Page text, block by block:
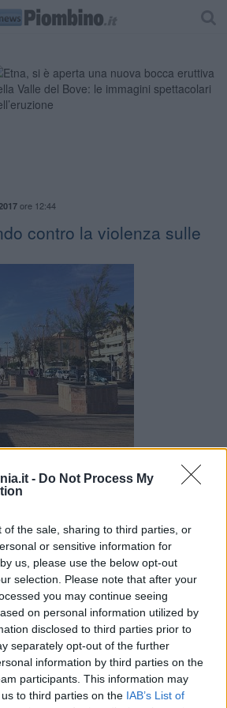
- Do Not Process My
of the sale, sharing to third parties, or
or sensitive information for
us, please use the below opt-out
selection. Please note that after your
you may continue seeing
on personal information utilized by
disclosed to third parties prior to
separately opt-out of the further
information by third parties on the
participants. This information may
to third parties on the IAB’s List of
ore 12:44
contro la violenza sulle
la mostra che raccoglie illustrazioni e
una graffiante ironia
amaro - Mai più violenza contro le donne
nella sala consiliare all'interno de La
pannelli di artisti provenienti da 24 paesi
modo la violenza contro le donne.
per far riflettere ed esprimere
donne vittime di violenza.